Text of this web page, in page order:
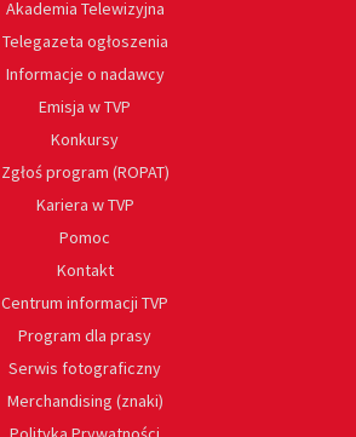
Akademia Telewizyjna
Telegazeta ogłoszenia
Informacje o nadawcy
Emisja w TVP
Konkursy
Zgłoś program (ROPAT)
Kariera w TVP
Pomoc
Kontakt
Centrum informacji TVP
Program dla prasy
Serwis fotograficzny
Merchandising (znaki)